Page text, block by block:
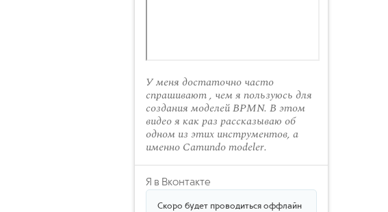
У меня достаточно часто
спрашивают , чем я пользуюсь для
создания моделей BPMN. В этом
видео я как раз рассказываю об
одном из этих инструментов, а
именно Camundo modeler.
Я в Вконтакте
Скоро будет проводиться оффлайн